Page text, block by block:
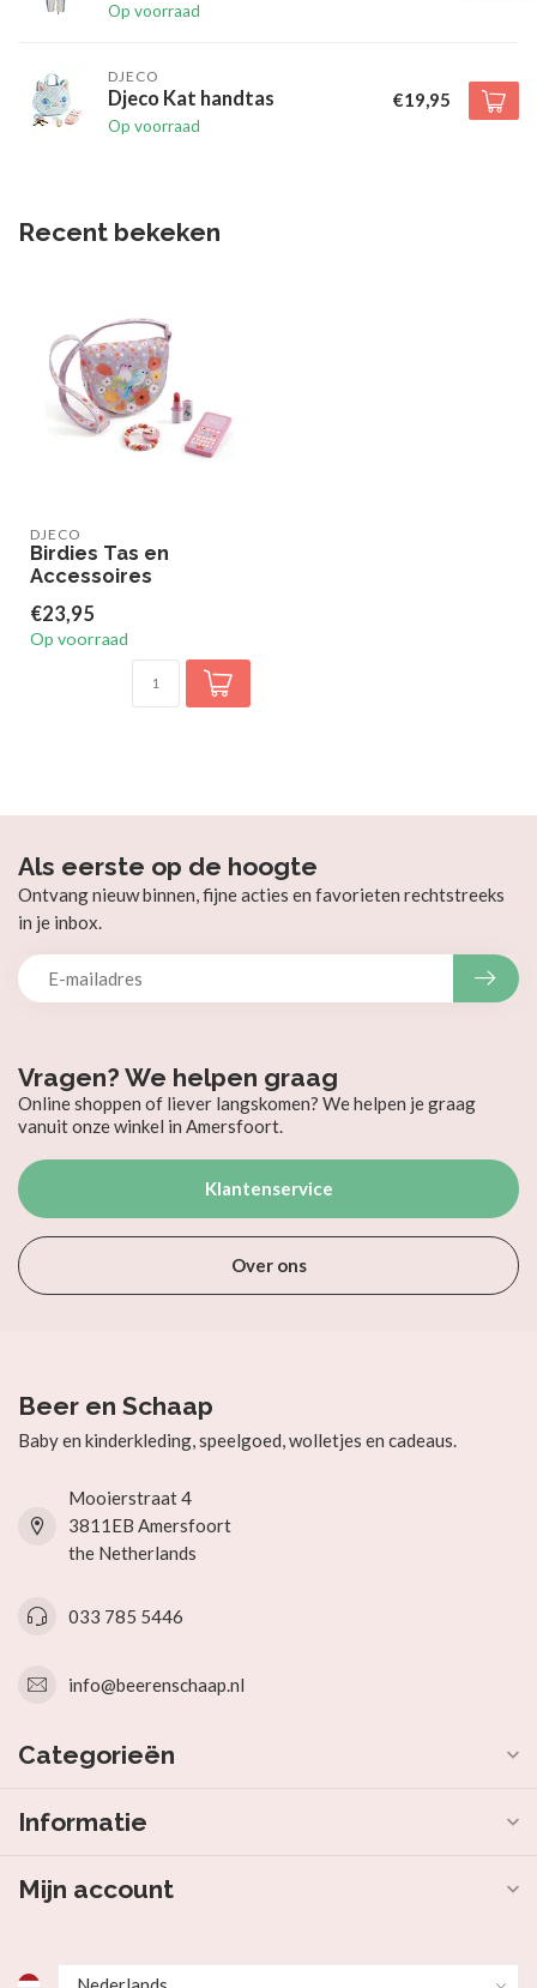
Op voorraad
DJECO
Djeco Kat handtas
Op voorraad
€19,95
Recent bekeken
DJECO
Birdies Tas en
Accessoires
€23,95
Op voorraad
Vragen? We helpen graag
Online shoppen of liever langskomen? We helpen je graag
vanuit onze winkel in Amersfoort.
Klantenservice
Over ons
Als eerste op de hoogte
Ontvang nieuw binnen, fijne acties en favorieten rechtstreeks
in je inbox.
Beer en Schaap
Baby en kinderkleding, speelgoed, wolletjes en cadeaus.
Mooierstraat 4
3811EB Amersfoort
the Netherlands
033 785 5446
info@beerenschaap.nl
Categorieën
Informatie
Mijn account